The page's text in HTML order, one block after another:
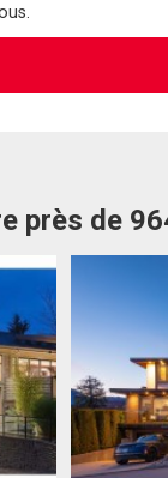
près de